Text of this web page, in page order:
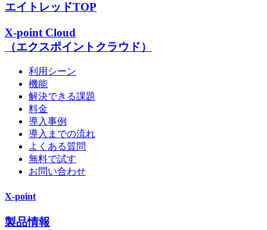
エイトレッドTOP
X-point Cloud
（エクスポイントクラウド）
利用シーン
機能
解決できる課題
料金
導入事例
導入までの流れ
よくある質問
無料で試す
お問い合わせ
X-point
製品情報